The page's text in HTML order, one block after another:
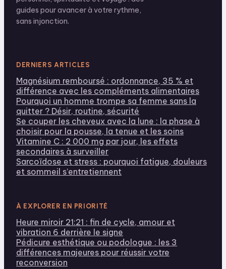
guides pour avancer à votre rythme,
sans injonction.
DERNIERS ARTICLES
Magnésium remboursé : ordonnance, 35 % et
différence avec les compléments alimentaires
Pourquoi un homme trompe sa femme sans la
quitter ? Désir, routine, sécurité
Se couper les cheveux avec la lune : la phase à
choisir pour la pousse, la tenue et les soins
Vitamine C : 2 000 mg par jour, les effets
secondaires à surveiller
Sarcoïdose et stress : pourquoi fatigue, douleurs
et sommeil s’entretiennent
À EXPLORER EN PRIORITÉ
Heure miroir 21:21 : fin de cycle, amour et
vibration 6 derrière le signe
Pédicure esthétique ou podologue : les 3
différences majeures pour réussir votre
reconversion